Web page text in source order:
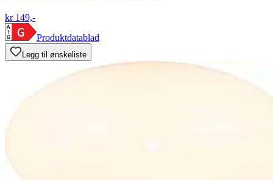
kr 149,-
Produktdatablad
Legg til ønskeliste